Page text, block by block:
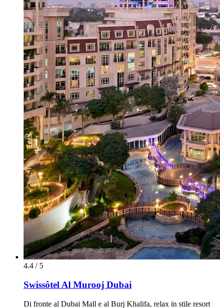
4.4 / 5
Swissôtel Al Murooj Dubai
Di fronte al Dubai Mall e al Burj Khalifa, relax in stile resort